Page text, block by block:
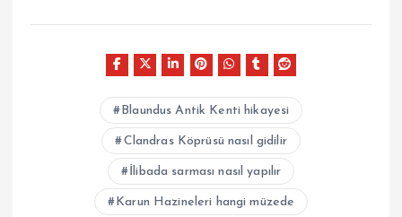
Blaundus Antik Kenti hikayesi
Clandras Köprüsü nasıl gidilir
İlibada sarması nasıl yapılır
Karun Hazineleri hangi müzede